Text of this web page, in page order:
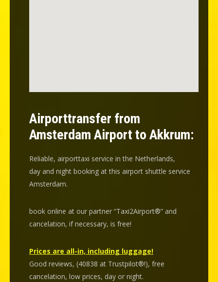
Airporttransfer from
Amsterdam Airport to Akkrum:
Reliable, airporttaxi service in the Netherlands,
day and night booking at this airport shuttle service
Amsterdam.
book online at our partner “Taxi2Airport®” and
cancelation, if necessary, is free!
Prices are all-in, including luggage!
Good reviews, (40838 at Trustpilot®!), free
cancelation, low prices, day or night.